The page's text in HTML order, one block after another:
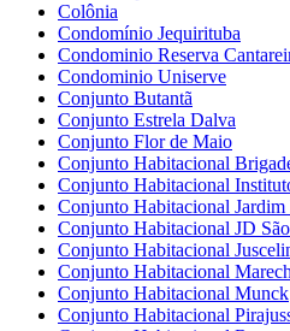
Colônia
Condomínio Jequirituba
Condominio Reserva
Condominio Uniserve
Conjunto Butantã
Conjunto Estrela Dalva
Conjunto Flor de Maio
Conjunto Habitacional
Conjunto Habitacional
Conjunto Habitacional Jardim
Conjunto Habitacional JD
Conjunto Habitacional
Conjunto Habitacional
Conjunto Habitacional Munck
Conjunto Habitacional